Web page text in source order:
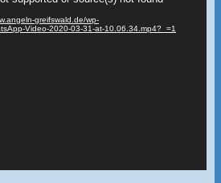
greifswald.de/wp-
Video-2020-03-31-at-10.06.34.mp4?_=1